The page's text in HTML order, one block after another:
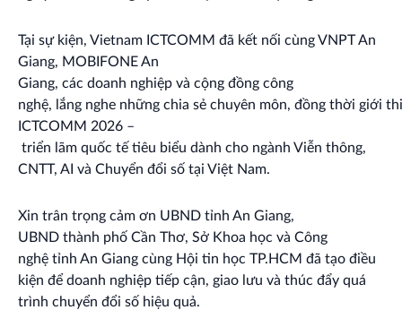
Tại sự kiện, Vietnam ICTCOMM đã kết nối cùng VNPT An
Giang, MOBIFONE An
Giang, các doanh nghiệp và cộng đồng công
nghệ, lắng nghe những chia sẻ chuyên môn, đồng thời giới
ICTCOMM 2026 –
triển lãm quốc tế tiêu biểu dành cho ngành Viễn thông,
CNTT, AI và Chuyển đổi số tại Việt Nam.
Xin trân trọng cảm ơn UBND tỉnh An Giang,
UBND thành phố Cần Thơ, Sở Khoa học và Công
nghệ tỉnh An Giang cùng Hội tin học TP.HCM đã tạo điều
kiện để doanh nghiệp tiếp cận, giao lưu và thúc đẩy quá
trình chuyển đổi số hiệu quả.